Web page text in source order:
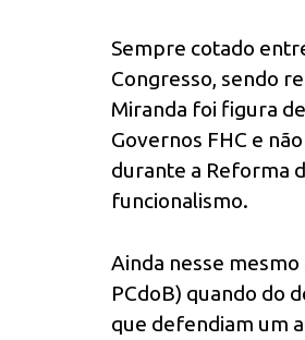
Sempre cotado
Congresso, sendo
Miranda foi figura
Governos FHC e
durante a Reforma
funcionalismo.
Ainda nesse
PCdoB) quando do
que defendiam um